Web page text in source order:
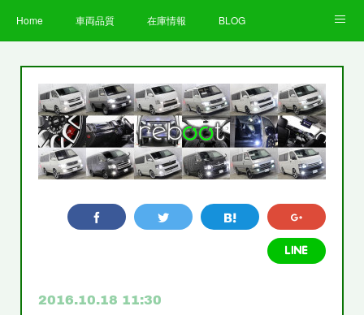
Home 車両品質 在庫情報 BLOG
お客様の声 STAFF 企業情報
プライバシーポリシー
2016.10.18 11:30